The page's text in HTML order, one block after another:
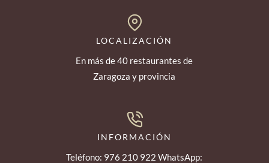
LOCALIZACIÓN
En más de 40 restaurantes de
Zaragoza y provincia
INFORMACIÓN
Teléfono: 976 210 922 WhatsApp: